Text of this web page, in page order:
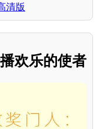
清版
欢乐的使者